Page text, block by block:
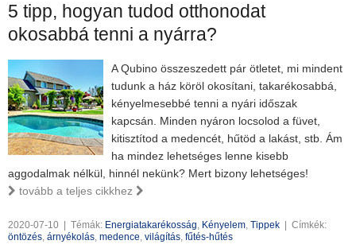
5 tipp, hogyan tudod otthonodat
okosabbá tenni a nyárra?
A Qubino összeszedett pár ötletet, mi mindent
tudunk a ház köröl okosítani, takarékosabbá,
kényelmesebbé tenni a nyári időszak
kapcsán. Minden nyáron locsolod a füvet,
kitisztítod a medencét, hűtöd a lakást, stb. Ám
ha mindez lehetséges lenne kisebb
aggodalmak nélkül, hinnél nekünk? Mert bizony lehetséges!
tovább a teljes cikkhez
2020-07-10 Témák: Energiatakarékosság, Kényelem, Tippek
Címkék:
öntözés, árnyékolás, medence, világítás, fűtés-hűtés